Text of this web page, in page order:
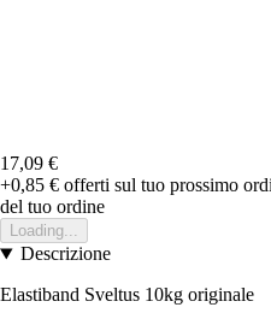
17,09 €
+0,85 € offerti sul tuo prossimo
del tuo ordine
Loading...
Descrizione
Elastiband Sveltus 10kg originale